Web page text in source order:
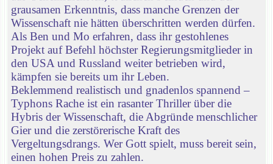
grausamen Erkenntnis, dass manche Grenzen der
Wissenschaft nie hätten überschritten werden dürfen.
Als Ben und Mo erfahren, dass ihr gestohlenes
Projekt auf Befehl höchster Regierungsmitglieder in
den USA und Russland weiter betrieben wird,
kämpfen sie bereits um ihr Leben.
Beklemmend realistisch und gnadenlos spannend –
Typhons Rache ist ein rasanter Thriller über die
Hybris der Wissenschaft, die Abgründe menschlicher
Gier und die zerstörerische Kraft des
Vergeltungsdrangs. Wer Gott spielt, muss bereit sein,
einen hohen Preis zu zahlen.